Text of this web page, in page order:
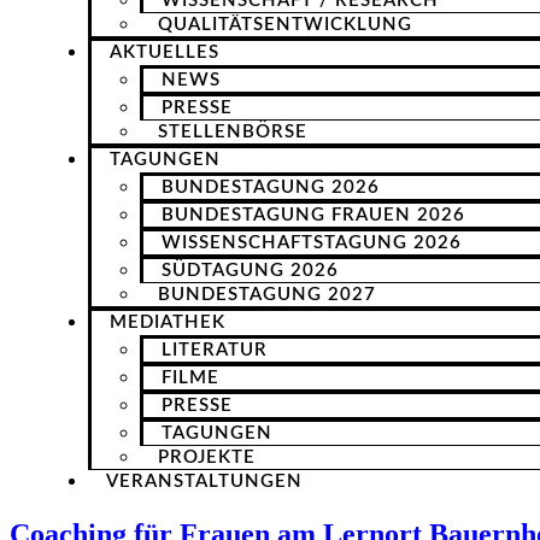
QUALITÄTSENTWICKLUNG
AKTUELLES
NEWS
PRESSE
STELLENBÖRSE
TAGUNGEN
BUNDESTAGUNG 2026
BUNDESTAGUNG FRAUEN 2026
WISSENSCHAFTSTAGUNG 2026
SÜDTAGUNG 2026
BUNDESTAGUNG 2027
MEDIATHEK
LITERATUR
FILME
PRESSE
TAGUNGEN
PROJEKTE
VERANSTALTUNGEN